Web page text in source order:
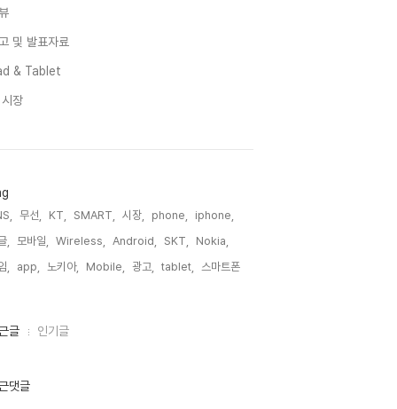
및 발표자료
& Tablet
장
무선, KT, SMART, 시장, phone,
iphone,
,
모바일, Wireless, Android, SKT,
Nokia,
,
app, 노키아, Mobile, 광고, tablet, 스마트폰,
글 인기글
댓글